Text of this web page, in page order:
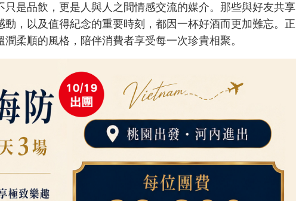
只是品飲，更是人與人之間情感交流的媒介。那些與好友共享
動，以及值得紀念的重要時刻，都因一杯好酒而更加難忘。正
潤柔順的風格，陪伴消費者享受每一次珍貴相聚。